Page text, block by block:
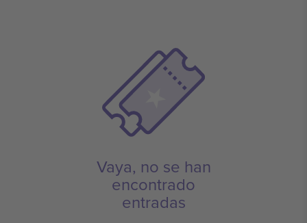
Vaya, no se han
encontrado
entradas